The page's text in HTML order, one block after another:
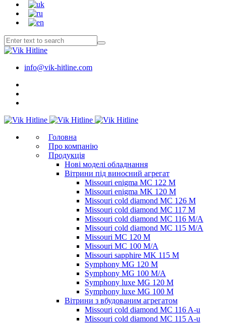
info@vik-hitline.com
Головна
Про компанію
Продукція
Нові моделі обладнання
Вітрини під виносний агрегат
Missouri enigma MC 122 M
Missouri enigma MK 120 M
Missouri cold diamond MC 126 M
Missouri cold diamond MC 117 M
Missouri cold diamond MC 116 M/A
Missouri cold diamond MC 115 M/A
Missouri MC 120 M
Missouri MC 100 M/A
Missouri sapphire MK 115 M
Symphony MG 120 M
Symphony MG 100 M/А
Symphony luxe MG 120 M
Symphony luxe MG 100 M
Вітрини з вбудованим агрегатом
Missouri cold diamond MC 116 A-u
Missouri cold diamond MC 115 A-u